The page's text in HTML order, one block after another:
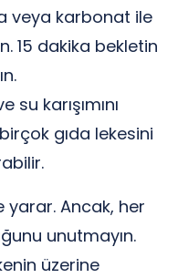
veya karbonat ile
15 dakika bekletin
su karışımını
gıda lekesini
yarar. Ancak, her
unutmayın.
üzerine